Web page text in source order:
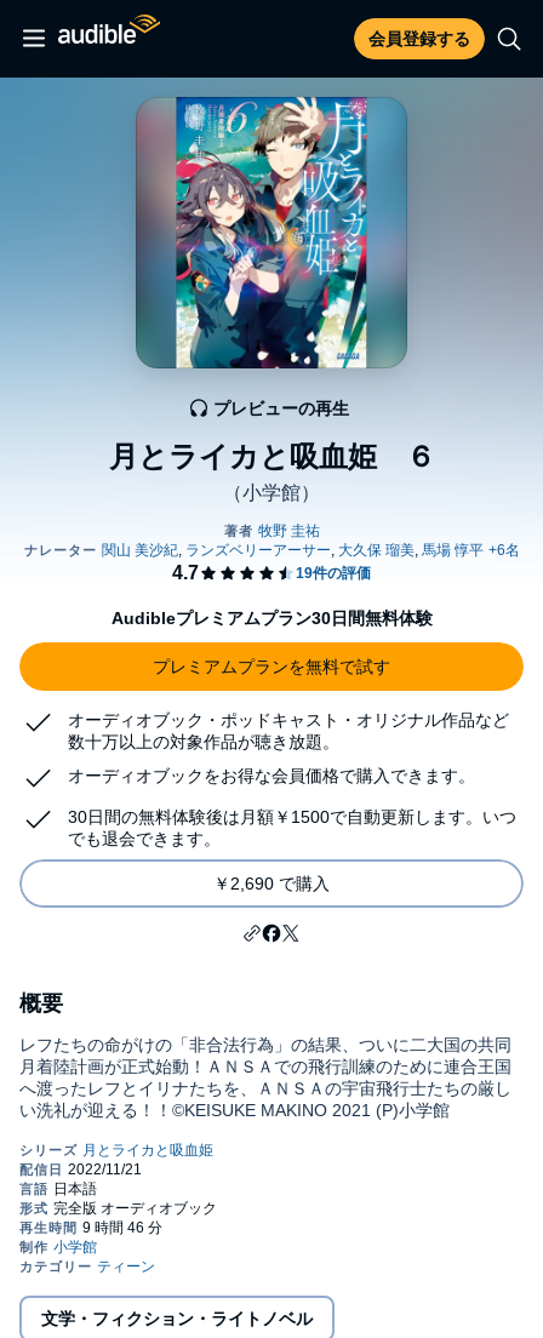
会員登録する
月とライカと吸血姫 ６
（小学館）
プレビューの再生
Audibleプレミアムプラン30日間無料体験
プレミアムプランを無料で試す
オーディオブック・ポッドキャスト・オリジナル作品など
数十万以上の対象作品が聴き放題。
オーディオブックをお得な会員価格で購入できます。
30日間の無料体験後は月額￥1500で自動更新します。いつ
でも退会できます。
￥2,690 で購入
概要
レフたちの命がけの「非合法行為」の結果、ついに二大国の共同
月着陸計画が正式始動！ＡＮＳＡでの飛行訓練のために連合王国
へ渡ったレフとイリナたちを、ＡＮＳＡの宇宙飛行士たちの厳し
い洗礼が迎える！！©KEISUKE MAKINO 2021 (P)小学館
文学・フィクション・ライトノベル